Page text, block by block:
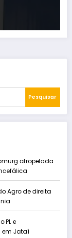
Pesquisar
atropelada
Agro de direita
PL e
em Jataí